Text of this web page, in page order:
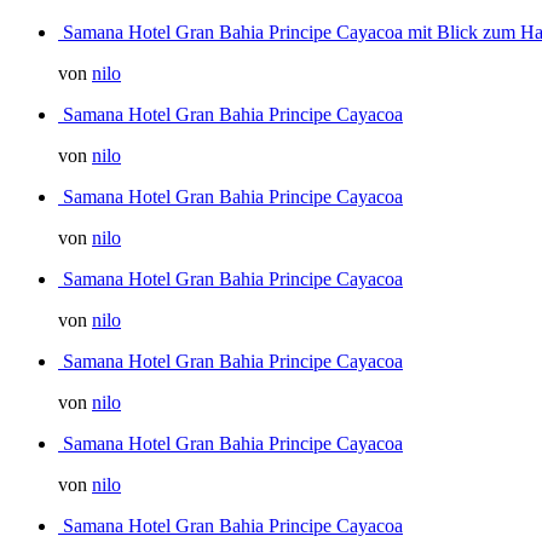
Samana Hotel Gran Bahia Principe Cayacoa mit Blick zum
von nilo
Samana Hotel Gran Bahia Principe Cayacoa
von nilo
Samana Hotel Gran Bahia Principe Cayacoa
von nilo
Samana Hotel Gran Bahia Principe Cayacoa
von nilo
Samana Hotel Gran Bahia Principe Cayacoa
von nilo
Samana Hotel Gran Bahia Principe Cayacoa
von nilo
Samana Hotel Gran Bahia Principe Cayacoa